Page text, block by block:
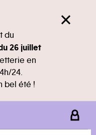
du
26 juillet
en
24.
bel été !